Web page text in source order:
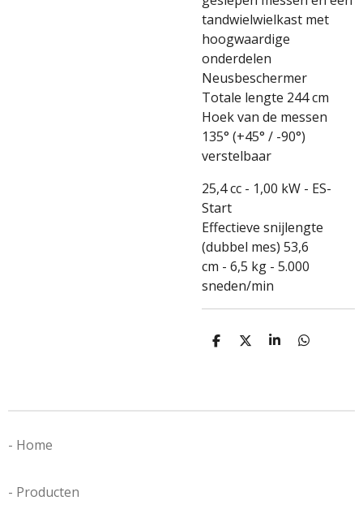
tandwielwielkast met
hoogwaardige
onderdelen
Neusbeschermer
Totale lengte 244 cm
Hoek van de messen
135° (+45° / -90°)
verstelbaar
25,4 cc - 1,00 kW - ES-
Start
Effectieve snijlengte
(dubbel mes) 53,6
cm - 6,5 kg - 5.000
sneden/min
D
D
S
D
- Home
- Producten